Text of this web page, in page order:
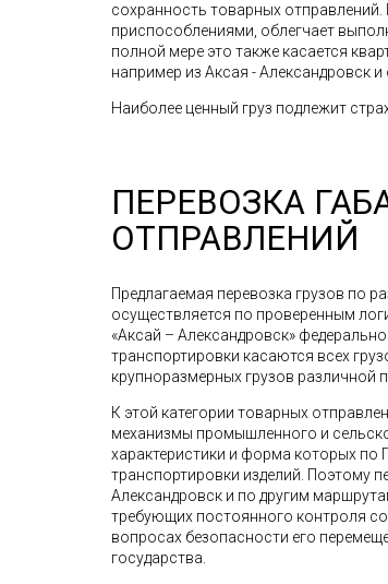
сохранность товарных
приспособлениями, облегчает
полной мере это также касается
например из Аксая - Александровск и
Наиболее ценный груз подлежит
ПЕРЕВОЗКА
ОТПРАВЛЕНИЙ
Предлагаемая перевозка грузов по
осуществляется по проверенным
«Аксай – Александровск»
транспортировки касаются всех
крупноразмерных грузов различной
К этой категории товарных
механизмы промышленного и
характеристики и форма которых
транспортировки изделий. Поэтому
Александровск и по другим
требующих постоянного контроля
вопросах безопасности его
государства.